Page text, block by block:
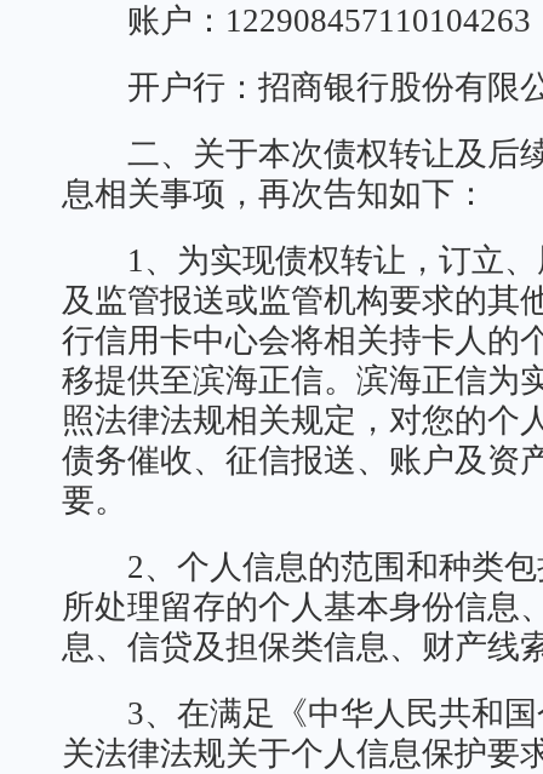
账户：122908457110104263
开户行：招商银行股份有限
二、关于本次债权转让及后
息相关事项，再次告知如下：
1、为实现债权转让，订立、
及监管报送或监管机构要求的其
行信用卡中心会将相关持卡人的
移提供至滨海正信。滨海正信为
照法律法规相关规定，对您的个
债务催收、征信报送、账户及资
要。
2、个人信息的范围和种类包
所处理留存的个人基本身份信息
息、信贷及担保类信息、财产线
3、在满足《中华人民共和国
关法律法规关于个人信息保护要